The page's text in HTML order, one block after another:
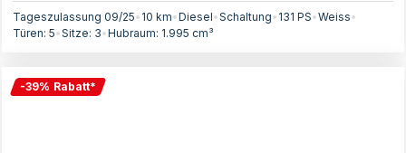
Tageszulassung 09/25• 10 km•Diesel•Schaltung• 131 PS•Weiss•
Türen: 5•Sitze: 3•Hubraum: 1.995 cm³
-39% Rabatt*